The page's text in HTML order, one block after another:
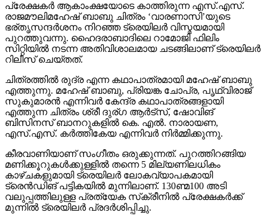
പ്രേക്ഷകര്‍ ആകാംക്ഷയോടെ കാത്തിരുന്ന എസ്.എസ്.
രാജമൗലിമഹേഷ് ബാബു ചിത്രം ‘വാരണാസി’യുടെ
ഭര്തൃസന്ദര്‍ശനം നിറഞ്ഞ ട്രെയിലര്‍ വിസ്മയമായി
പുറത്തുവന്നു. ഹൈദരാബാദിലെ റാമോജി ഫിലിം
സിറ്റിയില്‍ നടന്ന അതിവിശാലമായ ചടങ്ങിലാണ് ട്രെയിലര്‍
റിലീസ് ചെയ്തത്.
ചിത്രത്തില്‍ രുദ്ര എന്ന കഥാപാത്രമായി മഹേഷ് ബാബു
എത്തുന്നു. മഹേഷ് ബാബു, പ്രിയങ്ക ചോപ്ര, പൃഥ്വിരാജ്
സുകുമാരന്‍ എന്നിവര്‍ കേന്ദ്ര കഥാപാത്രങ്ങളായി
എത്തുന്ന ചിത്രം ശ്രീ ദുര്ഗ ആര്‍ട്‌സ്, ഷോവിങ്
ബിസിനസ് ബാനറുകളില്‍ കെ. എല്‍. നാരായണ,
എസ്.എസ്. കര്‍ത്തികേയ എന്നിവര്‍ നിര്‍മ്മിക്കുന്നു.
കീരവാണിയാണ് സംഗീതം ഒരുക്കുന്നത്. പുറത്തിറങ്ങിയ
മണിക്കൂറുകള്‍ക്കുള്ളില്‍ തന്നെ 5 മില്യണിലധികം
കാഴ്ചകളുമായി ട്രെയിലര്‍ ലോകവ്യാപകമായി
ട്രെന്‍ഡിങ് പട്ടികയില്‍ മുന്നിലാണ്. 130ണ്മ100 അടി
വലുപ്പത്തിലുള്ള പ്രത്യേക സ്‌ക്രീനില്‍ പ്രേക്ഷകര്‍ക്ക്
മുന്നില്‍ ട്രെയിലര്‍ പ്രദര്‍ശിപ്പിച്ചു.